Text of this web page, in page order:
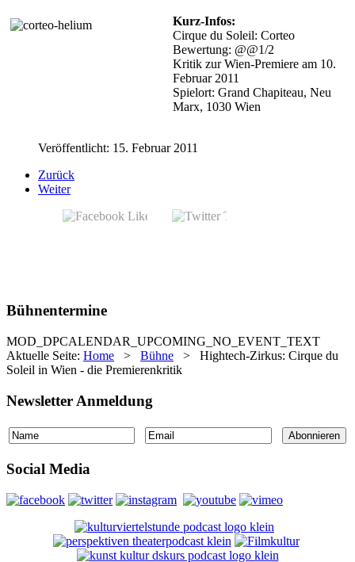
Kurz-Infos:
Cirque du Soleil: Corteo
Bewertung: @@1/2
Kritik zur Wien-Premiere am 10.
Februar 2011
Spielort: Grand Chapiteau, Neu
Marx, 1030 Wien
Veröffentlicht: 15. Februar 2011
Zurück
Weiter
Bühnentermine
MOD_DPCALENDAR_UPCOMING_NO_EVENT_TEXT
Aktuelle Seite: Home > Bühne > Hightech-Zirkus: Cirque du
Soleil in Wien - die Premierenkritik
Newsletter Anmeldung
Social Media